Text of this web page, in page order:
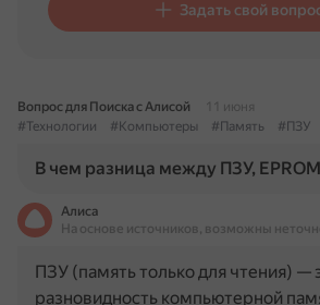
Задать свой
Вопрос для Поиска с Алисой
11 июня
#Технологии
#Компьютеры #Память #ПЗУ
В чем разница между ПЗУ, EPROM
Алиса
На основе источников, возможны
ПЗУ (память только для чтения) —
разновидность компьютерной